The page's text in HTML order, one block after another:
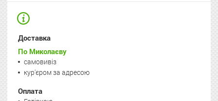
Доставка
По Миколаєву
самовивіз
кур'єром за адресою
Оплата